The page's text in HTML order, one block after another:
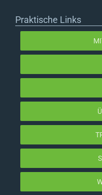
Praktische Links